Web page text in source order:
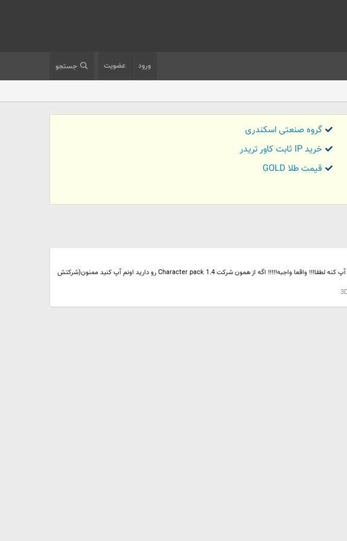
ورود عضویت جستجو
گروه صنعتی اسکندری
خرید IP ثابت کاور تریدر
قیمت طلا GOLD
دوستان سلام همونطور که از عبارتش پیداس من برای Facial studio برای مکس 2009 نت رو زیر رو رو کردم بچه ها اگه این پلاگین رو کسی داره آپ کنه لطفا!!! واقعا واجبه!!!!! اگه از همون شرکت Character pack 1.4 رو دارید اونم آپ کنید ممنون(شرکتش